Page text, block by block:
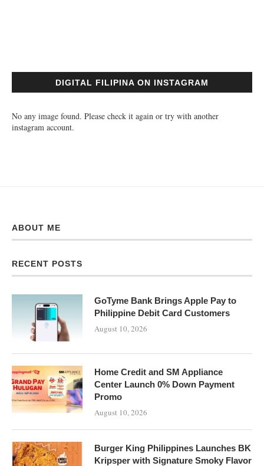
DIGITAL FILIPINA ON INSTAGRAM
No any image found. Please check it again or try with another
instagram account.
ABOUT ME
RECENT POSTS
GoTyme Bank Brings Apple Pay to
Philippine Debit Card Customers
August 10, 2026
Home Credit and SM Appliance
Center Launch 0% Down Payment
Promo
August 10, 2026
Burger King Philippines Launches BK
Kripsper with Signature Smoky Flavor